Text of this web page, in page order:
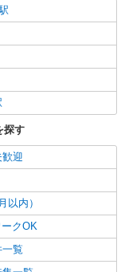
探す
迎
以内）
クOK
覧